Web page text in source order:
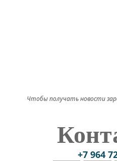
Чтобы получать новости
+7 964